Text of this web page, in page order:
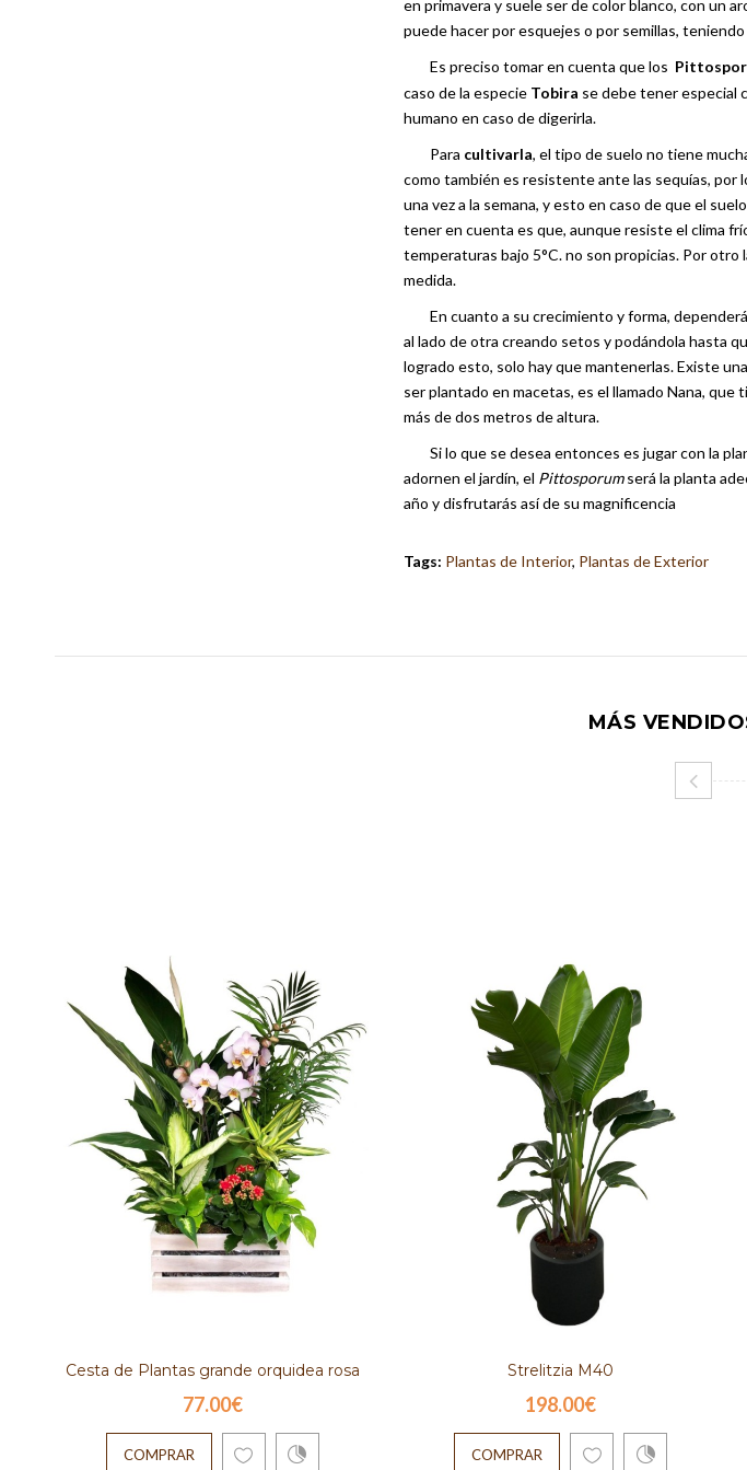
en primavera y suele ser de color blanco, con un
puede hacer por esquejes o por semillas,
Es preciso tomar en cuenta que los
caso de la especie Tobira se debe tener especial
humano en caso de digerirla.
Para cultivarla, el tipo de suelo no tiene
como también es resistente ante las sequías, por
una vez a la semana, y esto en caso de que el
tener en cuenta es que, aunque resiste el clima
temperaturas bajo 5°C. no son propicias. Por
medida.
En cuanto a su crecimiento y forma,
al lado de otra creando setos y podándola hasta
logrado esto, solo hay que mantenerlas. Existe
ser plantado en macetas, es el llamado Nana, que
más de dos metros de altura.
Si lo que se desea entonces es jugar con la
adornen el jardín, el Pittosporumserá la planta
año y disfrutarás así de su magnificencia
Tags: Plantas de Interior, Plantas de Exterior
MÁS
Cesta de Plantas grande orquidea rosa
77.00€
COMPRAR
Strelitzia M40
AUTORRIEGO(DISPONIBLE SOLO
PARA MADRID)
198.00€
COMPRAR